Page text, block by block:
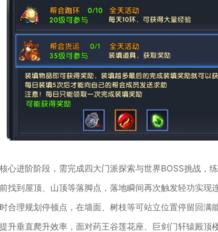
心进阶阶段，需完成四大门派探索与世界BOSS挑战，
找到屋顶、山顶等落脚点，落地瞬间再次触发轻功实
合理规划停顿点，在墙面、树枝等可站立位置停留回
升垂直爬升效率，面对药王谷莲花座、巨剑门轩辕殿